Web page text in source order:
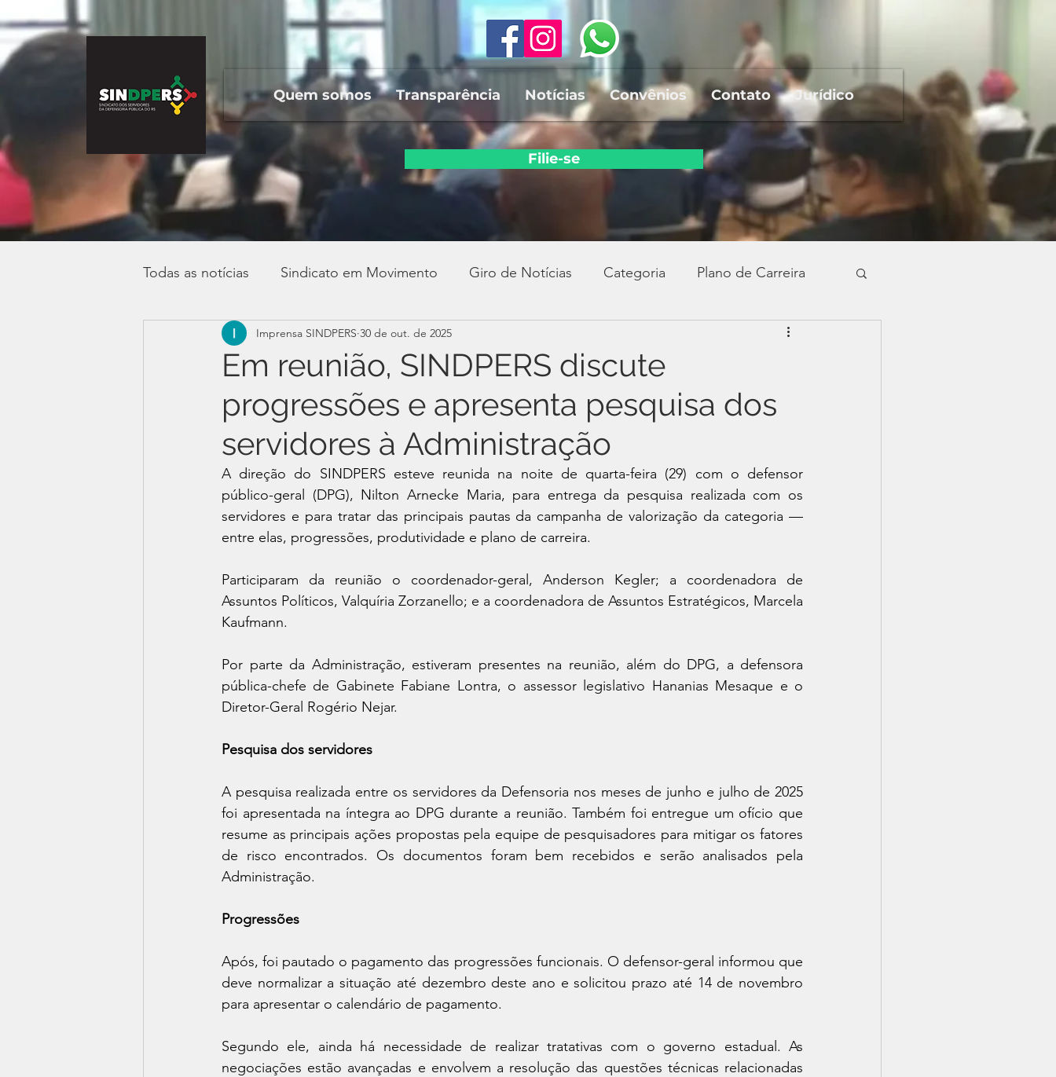
Quem somos Transparência Notícias Convênios Contato Jurídico
Filie-se
Todas as notícias Sindicato em Movimento Giro de Notícias Categoria Plano de Carreira
Campanha Salarial
Em reunião, SINDPERS discute
progressões e apresenta pesquisa dos
servidores à Administração
Imprensa SINDPERS 30 de out. de 2025
A direção do SINDPERS esteve reunida na noite de quarta-feira (29) com o defensor
público-geral (DPG), Nilton Arnecke Maria, para entrega da pesquisa realizada com os
servidores e para tratar das principais pautas da campanha de valorização da categoria —
entre elas, progressões, produtividade e plano de carreira.
Participaram da reunião o coordenador-geral, Anderson Kegler; a coordenadora de
Assuntos Políticos, Valquíria Zorzanello; e a coordenadora de Assuntos Estratégicos, Marcela
Kaufmann.
Por parte da Administração, estiveram presentes na reunião, além do DPG, a defensora
pública-chefe de Gabinete Fabiane Lontra, o assessor legislativo Hananias Mesaque e o
Diretor-Geral Rogério Nejar.
Pesquisa dos servidores
A pesquisa realizada entre os servidores da Defensoria nos meses de junho e julho de 2025
foi apresentada na íntegra ao DPG durante a reunião. Também foi entregue um ofício que
resume as principais ações propostas pela equipe de pesquisadores para mitigar os fatores
de risco encontrados. Os documentos foram bem recebidos e serão analisados pela
Administração.
Progressões
Após, foi pautado o pagamento das progressões funcionais. O defensor-geral informou que
deve normalizar a situação até dezembro deste ano e solicitou prazo até 14 de novembro
para apresentar o calendário de pagamento.
Segundo ele, ainda há necessidade de realizar tratativas com o governo estadual. As
negociações estão avançadas e envolvem a resolução das questões técnicas relacionadas